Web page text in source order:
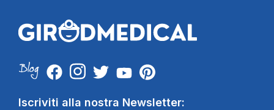
Iscriviti alla nostra Newsletter: